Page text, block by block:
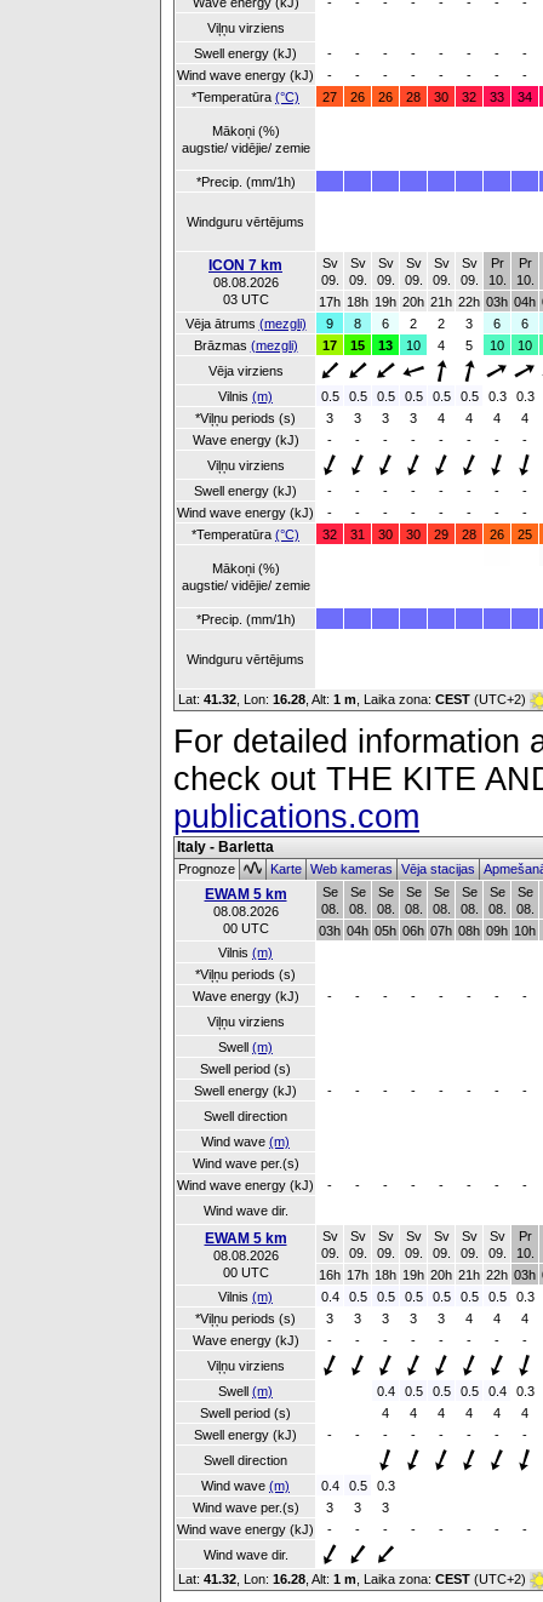
Viļņu virziens
Swell energy (kJ)
- - - - - - -
-
Wind wave energy (kJ)
- - - - - - -
-
*Temperatūra (°C) 27 26 26 28 30 32 33 34
Mākoņi (%)
augstie/ vidējie/ zemie
*Precip. (mm/1h)
Windguru vērtējums
ICON 7 km
08.08.2026
03 UTC
Sv
09.
Sv
09.
Sv
09.
Sv
09.
Sv
09.
Sv
09.
Pr
10.
Pr
10.
17h 18h 19h 20h 21h 22h 03h 04h
Vēja ātrums (mezgli) 9 8 6 2 2 3 6
6
Brāzmas (mezgli) 17 15 13 10 4 5 10
10
Vēja virziens
Vilnis (m) 0.5 0.5 0.5 0.5 0.5 0.5 0.3
0.3
*Viļņu periods (s)
3 3 3 3 4 4 4
4
Wave energy (kJ)
- - - - - - -
-
Viļņu virziens
Swell energy (kJ)
- - - - - - -
-
Wind wave energy (kJ)
- - - - - - -
-
*Temperatūra (°C) 32 31 30 30 29 28 26 25
Mākoņi (%)
augstie/ vidējie/ zemie
*Precip. (mm/1h)
Windguru vērtējums
Lat: 41.32 , Lon: 16.28 Alt: 1 m , Laika zona: CEST (UTC+2)
For detailed information
check out THE KITE
publications.com
Italy - Barletta
Prognoze KarteWeb kamerasVēja stacijas
EWAM 5 km
08.08.2026
00 UTC
Se
08.
Se
08.
Se
08.
Se
08.
Se
08.
Se
08.
Se
08.
Se
08.
03h 04h 05h 06h 07h 08h 09h 10h
Vilnis (m)
*Viļņu periods (s)
Wave energy (kJ)
- - - - - - -
-
Viļņu virziens
Swell (m)
Swell period (s)
Swell energy (kJ)
- - - - - - -
-
Swell direction
Wind wave (m)
Wind wave per.(s)
Wind wave energy (kJ)
- - - - - - -
-
Wind wave dir.
EWAM 5 km
08.08.2026
00 UTC
Sv
09.
Sv
09.
Sv
09.
Sv
09.
Sv
09.
Sv
09.
Sv
09.
Pr
10.
16h 17h 18h 19h 20h 21h 22h 03h
Vilnis (m) 0.4 0.5 0.5 0.5 0.5 0.5 0.5
0.3
*Viļņu periods (s)
3 3 3 3 3 4 4
4
Wave energy (kJ)
- - - - - - -
-
Viļņu virziens
Swell (m) 0.4 0.5 0.5 0.5 0.4
0.3
Swell period (s)
4 4 4 4 4
4
Swell energy (kJ)
- - - - - - -
-
Swell direction
Wind wave (m) 0.4 0.5
0.3
Wind wave per.(s)
3 3
3
Wind wave energy (kJ)
- - - - - - -
-
Wind wave dir.
Lat: 41.32 , Lon: 16.28 Alt: 1 m , Laika zona: CEST (UTC+2)